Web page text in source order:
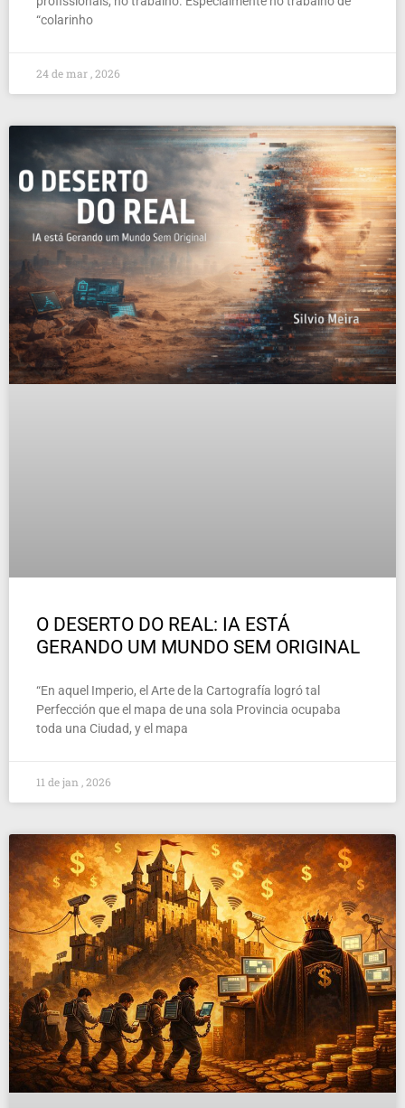
“colarinho
24 de mar , 2026
O DESERTO DO REAL: IA ESTÁ
GERANDO UM MUNDO SEM ORIGINAL
“En aquel Imperio, el Arte de la Cartografía logró tal
Perfección que el mapa de una sola Provincia ocupaba
toda una Ciudad, y el mapa
11 de jan , 2026